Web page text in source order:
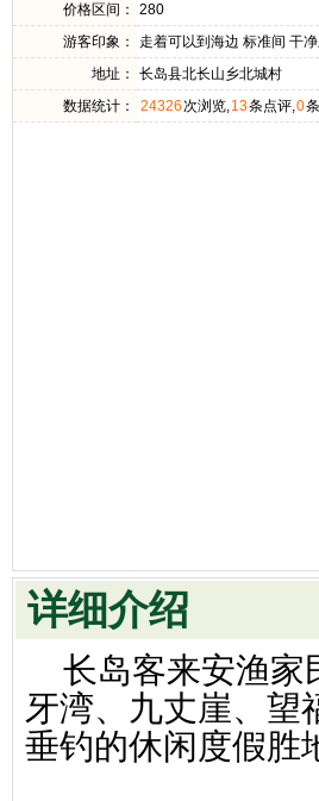
价格区间：
280
游客印象：
走着可以到海边 标准间 干
地址：
长岛县北长山乡北城村
数据统计：
24326 次浏览,13条点评,0
详细介绍
长岛客来安渔家
牙湾、九丈崖、望
垂钓的休闲度假胜